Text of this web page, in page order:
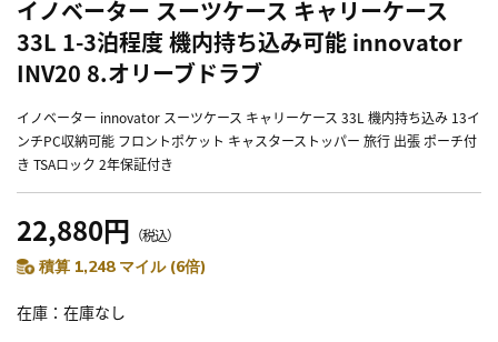
イノベーター スーツケース キャリーケース
33L 1-3泊程度 機内持ち込み可能 innovator
INV20 8.オリーブドラブ
イノベーター innovator スーツケース キャリーケース 33L 機内持ち込み 13イ
ンチPC収納可能 フロントポケット キャスターストッパー 旅行 出張 ポーチ付
き TSAロック 2年保証付き
22,880円 （税込）
積算 1,248 マイル (6倍)
在庫 在庫なし